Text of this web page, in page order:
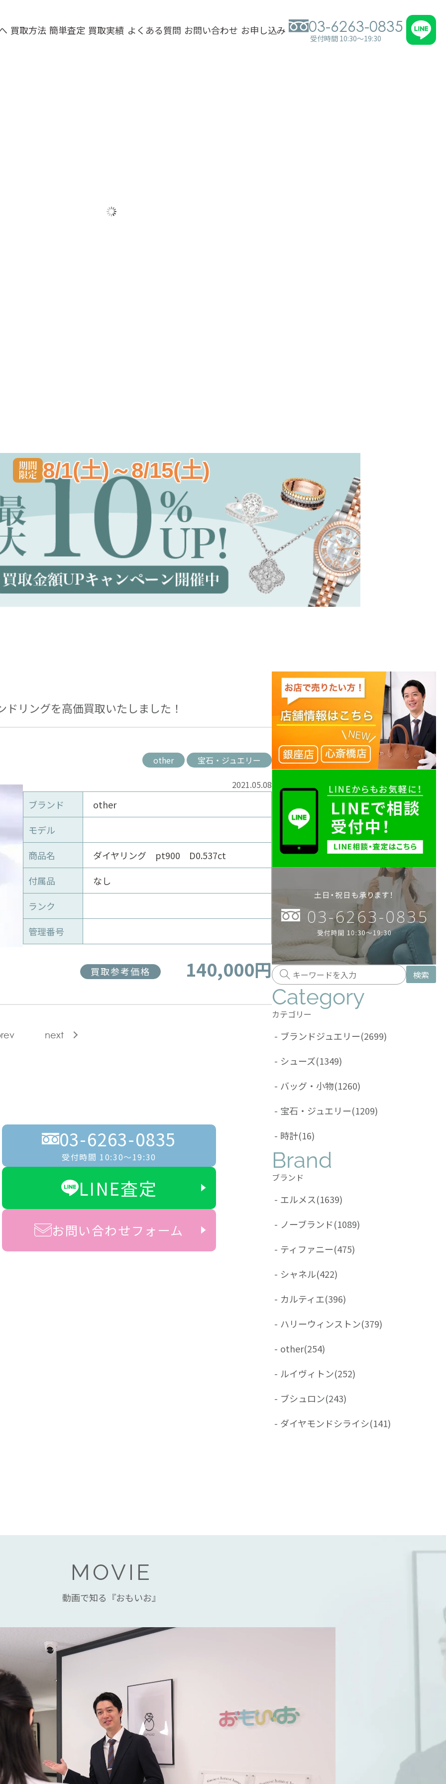
買取方法 簡単査定 買取実績 よくある質問 お問い合わせ お申し込み 03-6263-0835
受付時間 10:30～19:30
8/1(土)～8/15(土)
リングを高価買取いたしました！
other 宝石・ジュエリー
2021.05.08
ブランド
other
モデル
商品名
ダイヤリング pt900 D0.537ct
付属品
なし
ランク
管理番号
買取参考価格 140,000円
next
03-6263-0835
受付時間 10:30〜19:30
LINE査定
お問い合わせフォーム
検索
Category
カテゴリー
- ブランドジュエリー(2699)
- シューズ(1349)
- バッグ・小物(1260)
- 宝石・ジュエリー(1209)
- 時計(16)
Brand
ブランド
- エルメス(1639)
- ノーブランド(1089)
- ティファニー(475)
- シャネル(422)
- カルティエ(396)
- ハリーウィンストン(379)
- other(254)
- ルイヴィトン(252)
- ブシュロン(243)
- ダイヤモンドシライシ(141)
MOVIE
動画で知る『おもいお』